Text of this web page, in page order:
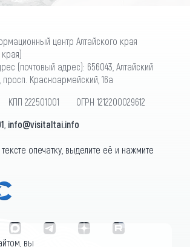
центр Алтайского края
(почтовый адрес): 656043, Алтайский
просп. Красноармейский, 16а
КПП 222501001 ОГРН 1212200029612
info@visitaltai.info
опечатку, выделите её и нажмите
вы